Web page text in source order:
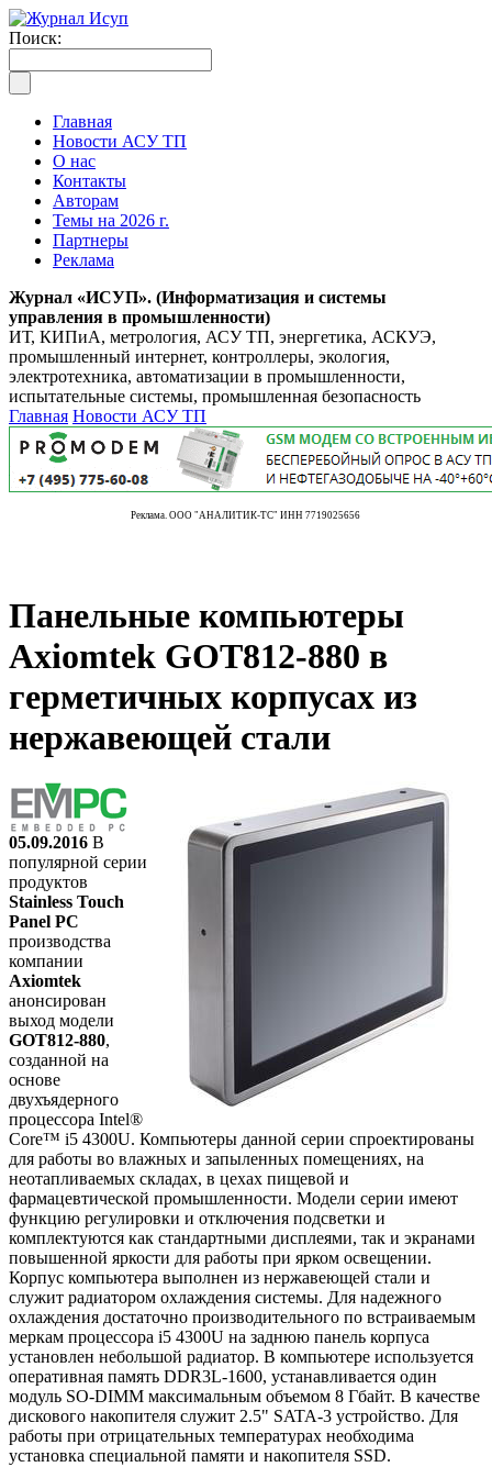
Поиск:
Главная
Новости АСУ ТП
О нас
Контакты
Авторам
Темы на 2026 г.
Партнеры
Реклама
Журнал «ИСУП». (Информатизация и системы
управления в промышленности)
ИТ, КИПиА, метрология, АСУ ТП, энергетика, АСКУЭ,
промышленный интернет, контроллеры, экология,
электротехника, автоматизации в промышленности,
испытательные системы, промышленная безопасность
Главная Новости АСУ ТП
Реклама. ООО "АНАЛИТИК-ТС" ИНН 7719025656
Панельные компьютеры
Axiomtek GOT812-880 в
герметичных корпусах из
нержавеющей стали
05.09.2016 В
популярной серии
продуктов
Stainless Touch
Panel PC
производства
компании
Axiomtek
анонсирован
выход модели
GOT812-880,
созданной на
основе
двухъядерного
процессора Intel®
Core™ i5 4300U. Компьютеры данной серии спроектированы
для работы во влажных и запыленных помещениях, на
неотапливаемых складах, в цехах пищевой и
фармацевтической промышленности. Модели серии имеют
функцию регулировки и отключения подсветки и
комплектуются как стандартными дисплеями, так и экранами
повышенной яркости для работы при ярком освещении.
Корпус компьютера выполнен из нержавеющей стали и
служит радиатором охлаждения системы. Для надежного
охлаждения достаточно производительного по встраиваемым
меркам процессора i5 4300U на заднюю панель корпуса
установлен небольшой радиатор. В компьютере используется
оперативная память DDR3L-1600, устанавливается один
модуль SO-DIMM максимальным объемом 8 Гбайт. В качестве
дискового накопителя служит 2.5" SATA-3 устройство. Для
работы при отрицательных температурах необходима
установка специальной памяти и накопителя SSD.